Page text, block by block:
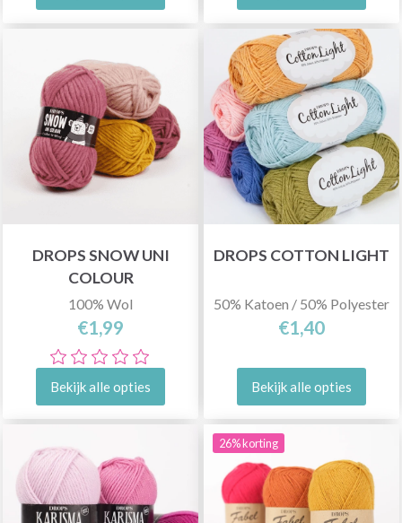
DROPS SNOW UNI
COLOUR
100% Wol
€1,99
Bekijk alle opties
DROPS COTTON LIGHT
50% Katoen / 50% Polyester
€1,40
Bekijk alle opties
26% korting